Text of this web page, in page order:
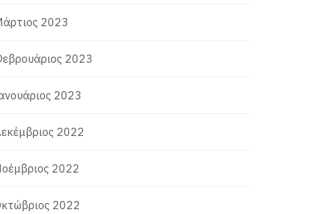
2023
2023
2023
2022
2022
2022